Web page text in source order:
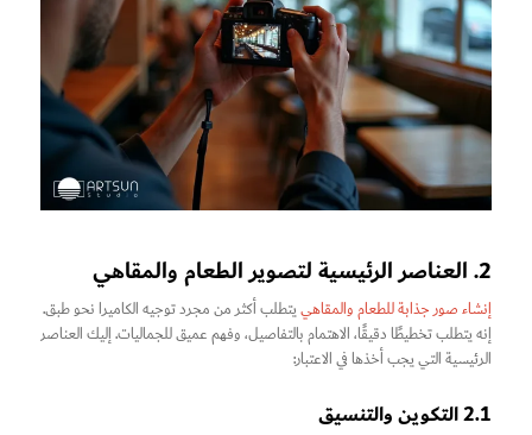
2. العناصر الرئيسية لتصوير الطعام والمقاهي
إنشاء صور جذابة للطعام والمقاهييتطلب أكثر من مجرد توجيه الكاميرا نحو طبق.
إنه يتطلب تخطيطًا دقيقًا، الاهتمام بالتفاصيل، وفهم عميق للجماليات. إليك العناصر
الرئيسية التي يجب أخذها في الاعتبار:
2.1 التكوين والتنسيق